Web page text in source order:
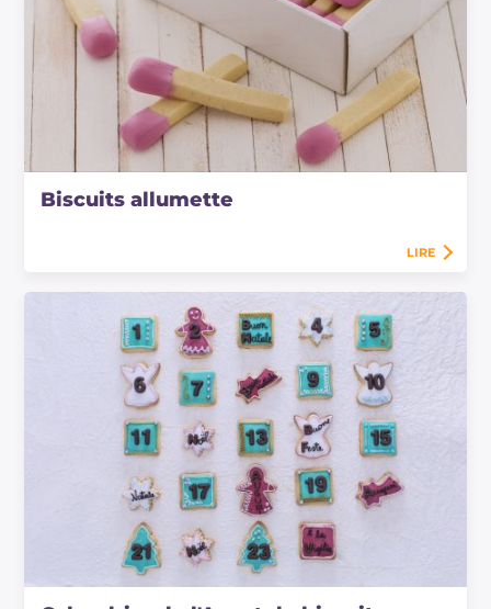
Biscuits allumette
LIRE